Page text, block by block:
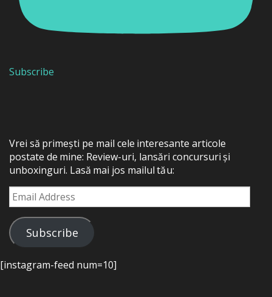
Subscribe
Vrei să primești pe mail cele interesante articole
postate de mine: Review-uri, lansări concursuri și
unboxinguri. Lasă mai jos mailul tău:
Email
Address
Subscribe
[instagram-feed num=10]